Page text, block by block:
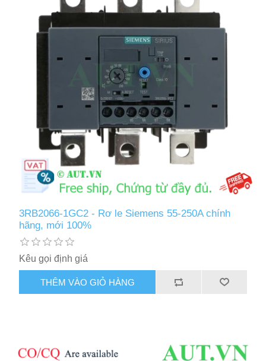
3RB2066-1GC2 - Rơ le Siemens 55-250A chính
hãng, mới 100%
Kêu gọi định giá
THÊM VÀO GIỎ HÀNG